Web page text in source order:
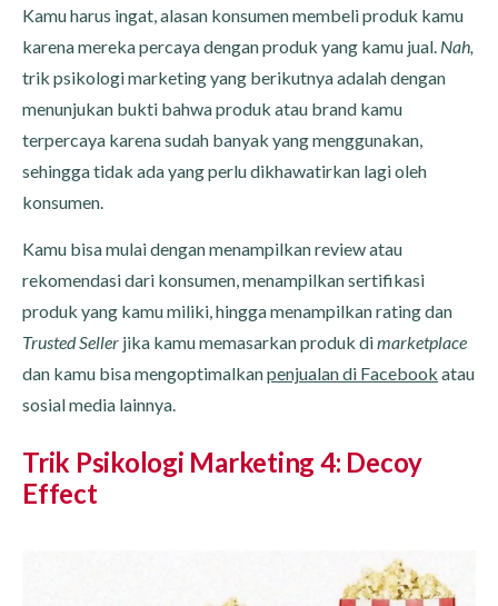
Kamu harus ingat, alasan konsumen membeli produk kamu
karena mereka percaya dengan produk yang kamu jual. Nah,
trik psikologi marketing yang berikutnya adalah dengan
menunjukan bukti bahwa produk atau brand kamu
terpercaya karena sudah banyak yang menggunakan,
sehingga tidak ada yang perlu dikhawatirkan lagi oleh
konsumen.
Kamu bisa mulai dengan menampilkan review atau
rekomendasi dari konsumen, menampilkan sertifikasi
produk yang kamu miliki, hingga menampilkan rating dan
Trusted Seller jika kamu memasarkan produk dimarketplace
dan kamu bisa mengoptimalkanpenjualan di Facebook atau
sosial media lainnya.
Trik Psikologi Marketing 4: Decoy
Effect